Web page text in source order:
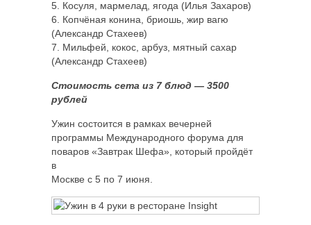
5. Косуля, мармелад, ягода (Илья Захаров)
6. Копчёная конина, бриошь, жир вагю
(Александр Стахеев)
7. Мильфей, кокос, арбуз, мятный сахар
(Александр Стахеев)
Стоимость сета из 7 блюд — 3500
рублей
Ужин состоится в рамках вечерней
программы Международного форума для
поваров «Завтрак Шефа», который пройдёт
в
Москве с 5 по 7 июня.